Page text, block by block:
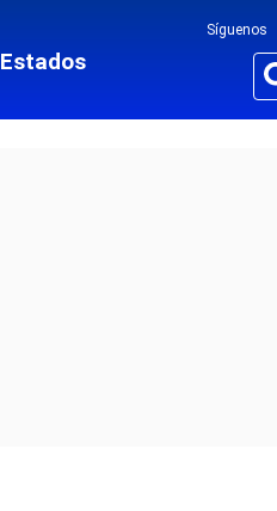
Estados
Síguenos